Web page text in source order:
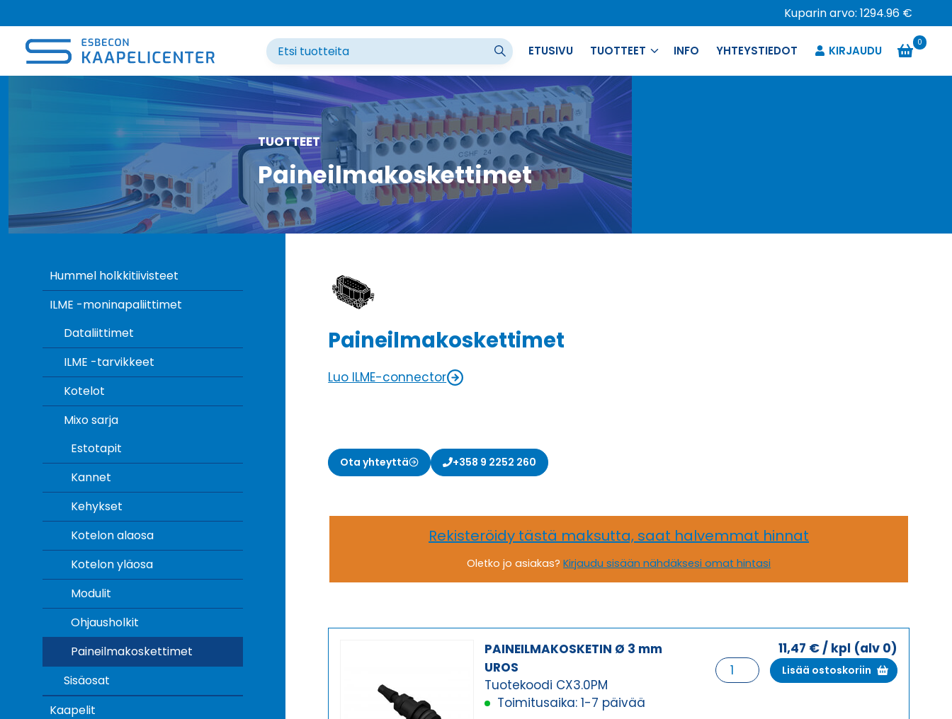
sisältöön
Kuparin arvo: 1294.96 €
ETUSIVU TUOTTEET INFO YHTEYSTIEDOT KIRJAUDU
0
TUOTTEET
Paineilmakoskettimet
Hummel holkkitiivisteet
ILME -moninapaliittimet
Dataliittimet
ILME -tarvikkeet
Kotelot
Mixo sarja
Estotapit
Kannet
Kehykset
Kotelon alaosa
Kotelon yläosa
Modulit
Ohjausholkit
Paineilmakoskettimet
Sisäosat
Kaapelit
Paineilmakoskettimet
Luo ILME-connector
Ota yhteyttä +358 9 2252 260
Rekisteröidy tästä maksutta, saat halvemmat hinnat
Oletko jo asiakas?Kirjaudu sisään nähdäksesi omat hintasi
PAINEILMAKOSKETIN Ø 3 mm
UROS
Tuotekoodi CX3.0PM
Toimitusaika: 1-7 päivää
11,47 €/ kpl (alv 0)
PAINEILMAKOSKETIN
Ø
Lisää ostoskoriin